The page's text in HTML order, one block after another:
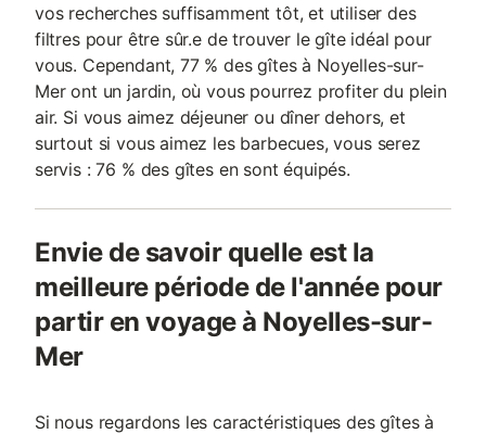
vos recherches suffisamment tôt, et utiliser des
filtres pour être sûr.e de trouver le gîte idéal pour
vous. Cependant, 77 % des gîtes à Noyelles-sur-
Mer ont un jardin, où vous pourrez profiter du plein
air. Si vous aimez déjeuner ou dîner dehors, et
surtout si vous aimez les barbecues, vous serez
servis : 76 % des gîtes en sont équipés.
Envie de savoir quelle est la
meilleure période de l'année pour
partir en voyage à Noyelles-sur-
Mer
Si nous regardons les caractéristiques des gîtes à